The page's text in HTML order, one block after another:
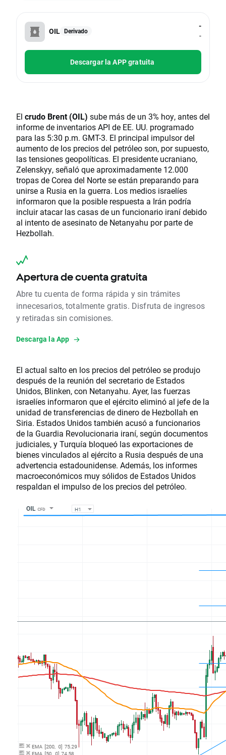
OIL Derivado
-
-
Descargar la APP gratuita
El crudo Brent (OIL) sube más de un 3% hoy, antes del
informe de inventarios API de EE. UU. programado
para las 5:30 p.m. GMT-3. El principal impulsor del
aumento de los precios del petróleo son, por supuesto,
las tensiones geopolíticas. El presidente ucraniano,
Zelenskyy, señaló que aproximadamente 12.000
tropas de Corea del Norte se están preparando para
unirse a Rusia en la guerra. Los medios israelíes
informaron que la posible respuesta a Irán podría
incluir atacar las casas de un funcionario iraní debido
al intento de asesinato de Netanyahu por parte de
Hezbollah.
Apertura de cuenta gratuita
Abre tu cuenta de forma rápida y sin trámites
innecesarios, totalmente gratis. Disfruta de ingresos
y retiradas sin comisiones.
Descarga la App
El actual salto en los precios del petróleo se produjo
después de la reunión del secretario de Estados
Unidos, Blinken, con Netanyahu. Ayer, las fuerzas
israelíes informaron que el ejército eliminó al jefe de la
unidad de transferencias de dinero de Hezbollah en
Siria. Estados Unidos también acusó a funcionarios
de la Guardia Revolucionaria iraní, según documentos
judiciales, y Turquía bloqueó las exportaciones de
bienes vinculados al ejército a Rusia después de una
advertencia estadounidense. Además, los informes
macroeconómicos muy sólidos de Estados Unidos
respaldan el impulso de los precios del petróleo.